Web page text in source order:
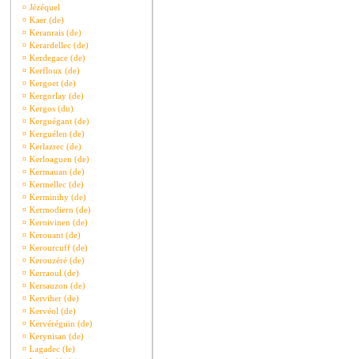
¤ Jézéquel
¤ Kaer (de)
¤ Keranrais (de)
¤ Kerardellec (de)
¤ Kerdegace (de)
¤ Kerfloux (de)
¤ Kergoet (de)
¤ Kergorlay (de)
¤ Kergos (du)
¤ Kerguégant (de)
¤ Kerguélen (de)
¤ Kerlazrec (de)
¤ Kerloaguen (de)
¤ Kermauan (de)
¤ Kermellec (de)
¤ Kerminihy (de)
¤ Kermodiern (de)
¤ Kernivinen (de)
¤ Kerouant (de)
¤ Kerourcuff (de)
¤ Kerouzéré (de)
¤ Kerraoul (de)
¤ Kersauzon (de)
¤ Kerviher (de)
¤ Kervéol (de)
¤ Kervéréguin (de)
¤ Kerynisan (de)
¤ Lagadec (le)